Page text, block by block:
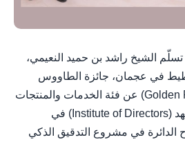
/ وام / تسلّم الشيخ راشد بن حميد النعيمي،
في عجمان، جائزة الطاووس
الذهبي (Golden Peacock Award) عن فئة الخدمات والمنتجات
المبتكرة، والتي قدمها معهد (Institute of Directors) في
الدائرة في مشروع التدقيق الذكي